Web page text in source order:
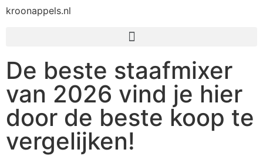
kroonappels.nl
De beste staafmixer
van 2026 vind je hier
door de beste koop te
vergelijken!